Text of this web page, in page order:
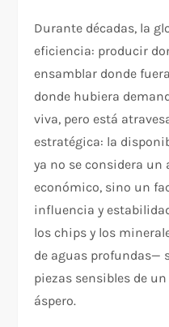
Durante décadas, la
eficiencia: producir
ensamblar donde
donde hubiera
viva, pero está
estratégica: la
ya no se considera
económico, sino un
influencia y
los chips y los
de aguas profundas—
piezas sensibles de
áspero.